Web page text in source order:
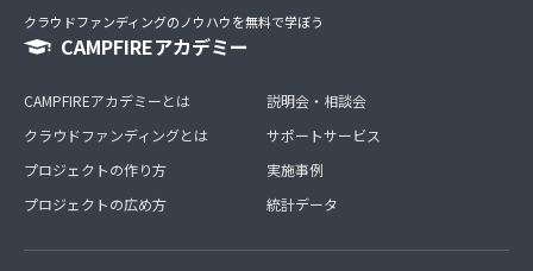
クラウドファンディングのノウハウを無料で学ぼう
CAMPFIREアカデミー
CAMPFIREアカデミーとは
クラウドファンディングとは
プロジェクトの作り方
プロジェクトの広め方
説明会・相談会
サポートサービス
実施事例
統計データ